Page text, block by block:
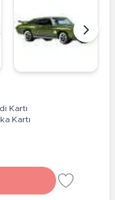
Kartı
Kartı